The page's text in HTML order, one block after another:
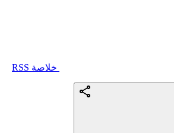
خلاصة RSS